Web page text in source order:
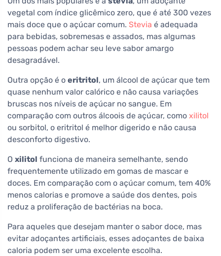
vegetal com índice glicêmico zero, que é até 300 vezes
mais doce que o açúcar comum. Stevia é adequada
para bebidas, sobremesas e assados, mas algumas
pessoas podem achar seu leve sabor amargo
desagradável.
Outra opção é o eritritol, um álcool de açúcar que tem
quase nenhum valor calórico e não causa variações
bruscas nos níveis de açúcar no sangue. Em
comparação com outros álcoois de açúcar, como xilitol
ou sorbitol, o eritritol é melhor digerido e não causa
desconforto digestivo.
O xilitol funciona de maneira semelhante, sendo
frequentemente utilizado em gomas de mascar e
doces. Em comparação com o açúcar comum, tem 40%
menos calorias e promove a saúde dos dentes, pois
reduz a proliferação de bactérias na boca.
Para aqueles que desejam manter o sabor doce, mas
evitar adoçantes artificiais, esses adoçantes de baixa
caloria podem ser uma excelente escolha.